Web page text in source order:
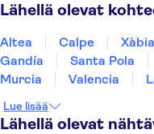
Lähellä olevat
Altea Calpe Xàbia
Gandía
Santa Pola
Murcia
Valencia
Lue lisää
Lähellä olevat